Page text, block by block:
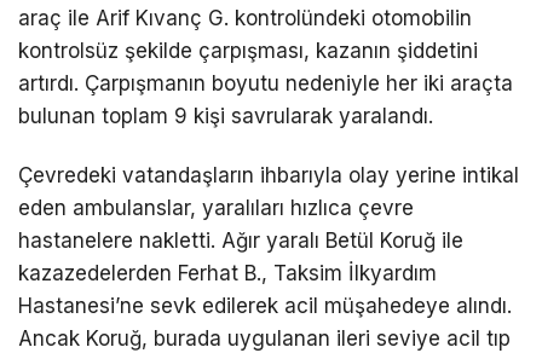
araç ile Arif Kıvanç G. kontrolündeki otomobilin
kontrolsüz şekilde çarpışması, kazanın şiddetini
artırdı. Çarpışmanın boyutu nedeniyle her iki araçta
bulunan toplam 9 kişi savrularak yaralandı.
Çevredeki vatandaşların ihbarıyla olay yerine intikal
eden ambulanslar, yaralıları hızlıca çevre
hastanelere nakletti. Ağır yaralı Betül Koruğ ile
kazazedelerden Ferhat B., Taksim İlkyardım
Hastanesi’ne sevk edilerek acil müşahedeye alındı.
Ancak Koruğ, burada uygulanan ileri seviye acil tıp